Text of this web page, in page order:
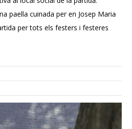
paella cuinada per en Josep Maria
per tots els festers i festeres